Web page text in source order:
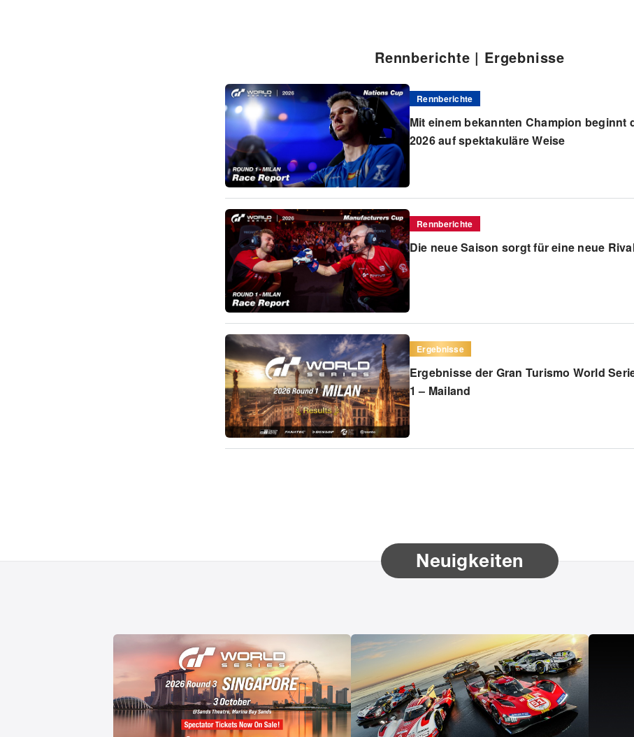
Rennberichte | Ergebnisse
Rennberichte
Mit einem bekannten Champion beginnt
2026 auf spektakuläre Weise
Rennberichte
Die neue Saison sorgt für eine neue
Ergebnisse
Ergebnisse der Gran Turismo World
1 – Mailand
Neuigkeiten